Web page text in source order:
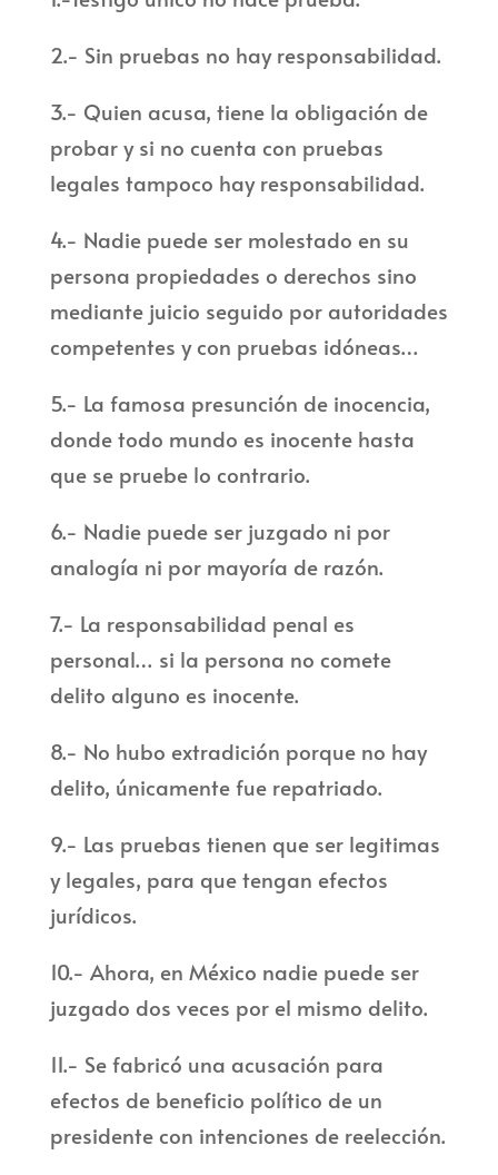
2.- Sin pruebas no hay responsabilidad.
3.- Quien acusa, tiene la obligación de
probar y si no cuenta con pruebas
legales tampoco hay responsabilidad.
4.- Nadie puede ser molestado en su
persona propiedades o derechos sino
mediante juicio seguido por autoridades
competentes y con pruebas idóneas…
5.- La famosa presunción de inocencia,
donde todo mundo es inocente hasta
que se pruebe lo contrario.
6.- Nadie puede ser juzgado ni por
analogía ni por mayoría de razón.
7.- La responsabilidad penal es
personal… si la persona no comete
delito alguno es inocente.
8.- No hubo extradición porque no hay
delito, únicamente fue repatriado.
9.- Las pruebas tienen que ser legitimas
y legales, para que tengan efectos
jurídicos.
10.- Ahora, en México nadie puede ser
juzgado dos veces por el mismo delito.
11.- Se fabricó una acusación para
efectos de beneficio político de un
presidente con intenciones de reelección.